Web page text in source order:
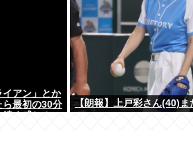
アン」とか
ら最初の30分
【朗報】上戸彩さん(40)ま